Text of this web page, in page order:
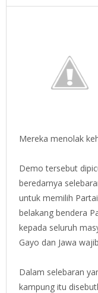
Mereka menolak
Demo tersebut
beredarnya
untuk memilih
belakang bendera
kepada seluruh
Gayo dan Jawa
Dalam selebaran
kampung itu